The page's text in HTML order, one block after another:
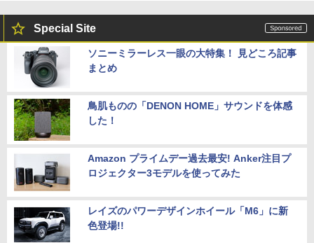
Special Site
ソニーミラーレス一眼の大特集！ 見どころ記事
まとめ
鳥肌ものの「DENON HOME」サウンドを体感
した！
Amazon プライムデー過去最安! Anker注目プ
ロジェクター3モデルを使ってみた
レイズのパワーデザインホイール「M6」に新
色登場!!